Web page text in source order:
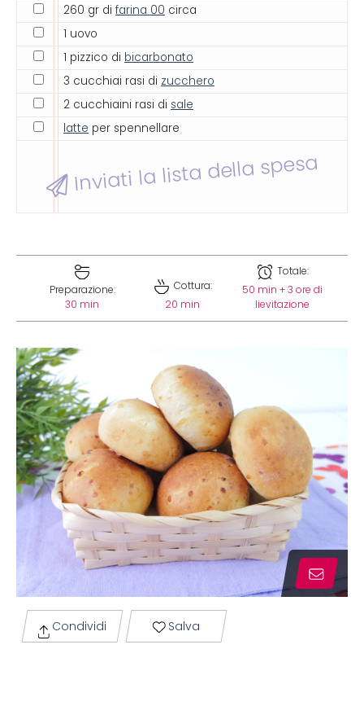
260 gr di farina 00 circa
1 uovo
1 pizzico di bicarbonato
3 cucchiai rasi di zucchero
2 cucchiaini rasi di sale
latte per spennellare
Inviati la lista della spesa
Preparazione:
30 min
Cottura:
20 min
Totale:
50 min + 3 ore di
lievitazione
Condividi Salva